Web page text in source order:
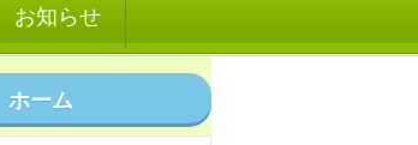
お知らせ
ホーム